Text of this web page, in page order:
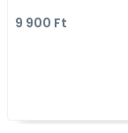
9 900 Ft